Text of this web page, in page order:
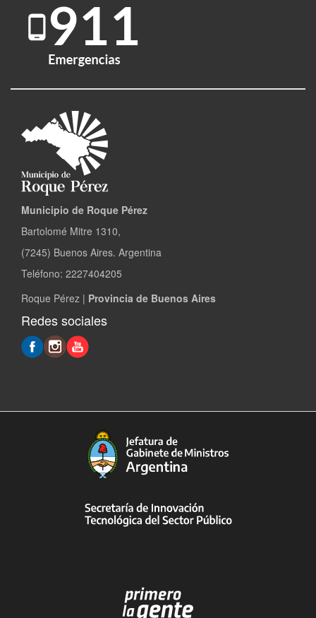
Municipio de Roque Pérez
Bartolomé Mitre 1310,
(7245) Buenos Aires. Argentina
Teléfono: 2227404205
Roque Pérez | Provincia de Buenos Aires
Redes sociales